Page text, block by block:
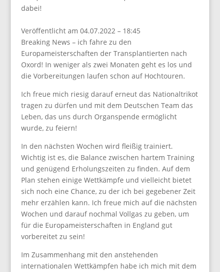
dabei!
Veröffentlicht am 04.07.2022 – 18:45
Breaking News – ich fahre zu den
Europameisterschaften der Transplantierten nach
Oxord! In weniger als zwei Monaten geht es los und
die Vorbereitungen laufen schon auf Hochtouren.
Ich freue mich riesig darauf erneut das Nationaltrikot
tragen zu dürfen und mit dem Deutschen Team das
Leben, das uns durch Organspende ermöglicht
wurde, zu feiern!
In den nächsten Wochen wird fleißig trainiert.
Wichtig ist es, die Balance zwischen hartem Training
und genügend Erholungszeiten zu finden. Auf dem
Plan stehen einige Wettkämpfe und vielleicht bietet
sich noch eine Chance, zu der ich bei gegebener Zeit
mehr erzählen kann. Ich freue mich auf die nächsten
Wochen und darauf nochmal Vollgas zu geben, um
für die Europameisterschaften in England gut
vorbereitet zu sein!
Im Zusammenhang mit den anstehenden
internationalen Wettkämpfen habe ich mich mit dem